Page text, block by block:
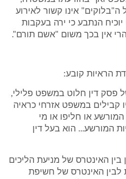
אינו קשור לאירוע
הנתבע כי ירה בעקבות
אין בכך משום "אשם תורם".
פסק דין חלוט במשפט פלילי,
קבילים במשפט אזרחי כראיה
או חליפו או מי
המורשע... הוא בעל דין
בין האינטרס של מניעת הליכים
לבין האינטרס של חשיפת